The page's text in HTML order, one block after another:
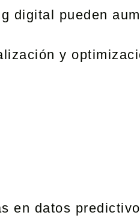
digital pueden
y
en datos